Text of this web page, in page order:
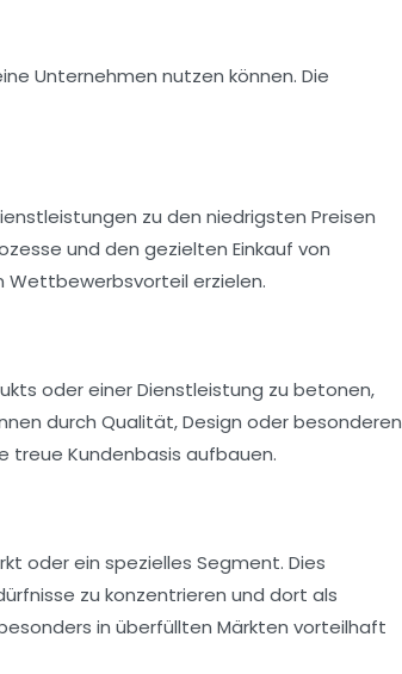
Unternehmen nutzen können. Die
zu den niedrigsten Preisen
und den gezielten Einkauf von
Wettbewerbsvorteil erzielen.
oder einer Dienstleistung zu betonen,
durch Qualität, Design oder besonderen
treue Kundenbasis aufbauen.
oder ein spezielles Segment. Dies
zu konzentrieren und dort als
in überfüllten Märkten vorteilhaft